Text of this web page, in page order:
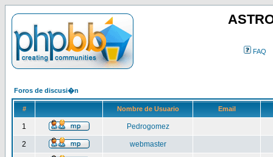
FAQ
Foros de discusi�n
# Nombre de Usuario Email
1 Pedrogomez
2 webmaster